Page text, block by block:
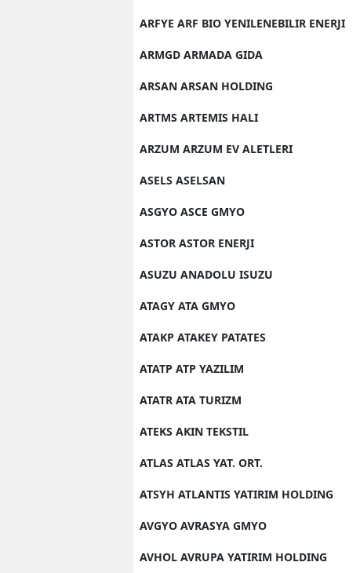
ARFYE ARF BIO YENILENEBILIR ENERJI
ARMGD ARMADA GIDA
ARSAN ARSAN HOLDING
ARTMS ARTEMIS HALI
ARZUM ARZUM EV ALETLERI
ASELS ASELSAN
ASGYO ASCE GMYO
ASTOR ASTOR ENERJI
ASUZU ANADOLU ISUZU
ATAGY ATA GMYO
ATAKP ATAKEY PATATES
ATATP ATP YAZILIM
ATATR ATA TURIZM
ATEKS AKIN TEKSTIL
ATLAS ATLAS YAT. ORT.
ATSYH ATLANTIS YATIRIM HOLDING
AVGYO AVRASYA GMYO
AVHOL AVRUPA YATIRIM HOLDING